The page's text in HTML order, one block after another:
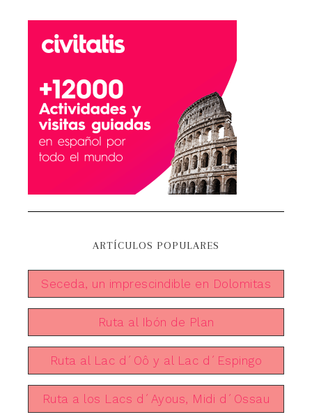
ARTÍCULOS POPULARES
Seceda, un imprescindible en Dolomitas
Ruta al Ibón de Plan
Ruta al Lac d´Oô y al Lac d´Espingo
Ruta a los Lacs d´Ayous, Midi d´Ossau